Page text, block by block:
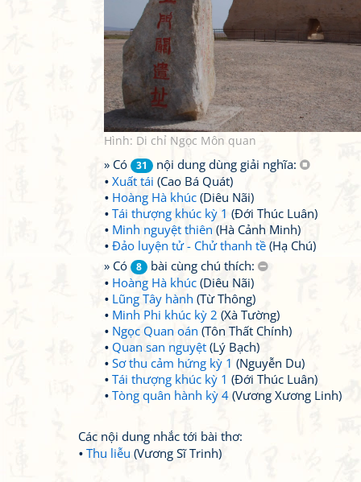
Hình: Di chỉ Ngọc Môn quan
» Có 31
nội dung dùng giải nghĩa:
Xuất tái (Cao Bá Quát)
Hoàng Hà khúc (Diêu Nãi)
Tái thượng khúc kỳ 1 (Đới Thúc Luân)
Minh nguyệt thiên (Hà Cảnh Minh)
Đảo luyện tử - Chử thanh tề (Hạ Chú)
» Có
8
bài cùng chú thích:
Hoàng Hà khúc (Diêu Nãi)
Lũng Tây hành (Từ Thông)
Minh Phi khúc kỳ 2 (Xà Tường)
Ngọc Quan oán (Tôn Thất Chính)
Quan san nguyệt (Lý Bạch)
Sơ thu cảm hứng kỳ 1 (Nguyễn Du)
Tái thượng khúc kỳ 1 (Đới Thúc Luân)
Tòng quân hành kỳ 4 (Vương Xương Linh)
Các nội dung nhắc tới bài thơ:
Thu liễu (Vương Sĩ Trinh)